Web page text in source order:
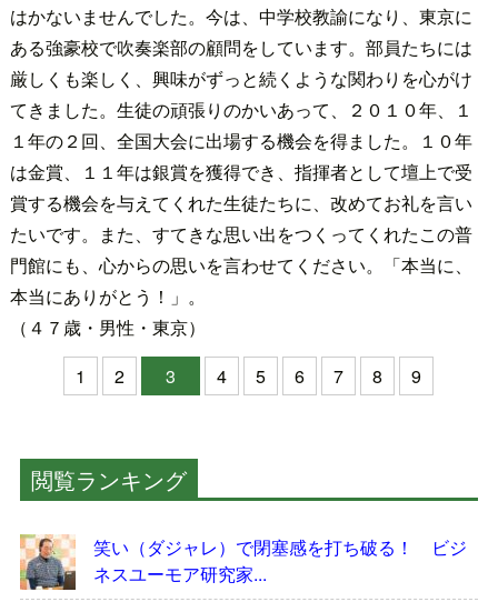
はかないませんでした。今は、中学校教諭になり、東京に
ある強豪校で吹奏楽部の顧問をしています。部員たちには
厳しくも楽しく、興味がずっと続くような関わりを心がけ
てきました。生徒の頑張りのかいあって、２０１０年、１
１年の２回、全国大会に出場する機会を得ました。１０年
は金賞、１１年は銀賞を獲得でき、指揮者として壇上で受
賞する機会を与えてくれた生徒たちに、改めてお礼を言い
たいです。また、すてきな思い出をつくってくれたこの普
門館にも、心からの思いを言わせてください。「本当に、
本当にありがとう！」。
（４７歳・男性・東京）
1
2 3 4 5 6 7 8 9
閲覧ランキング
笑い（ダジャレ）で閉塞感を打ち破る！ ビジ
ネスユーモア研究家...